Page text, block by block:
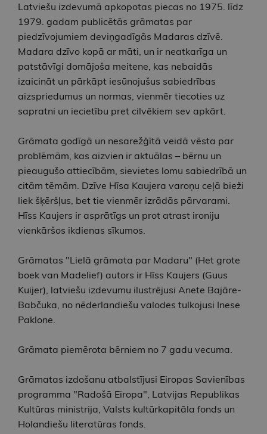
Latviešu izdevumā apkopotas piecas no 1975. līdz
1979. gadam publicētās grāmatas par
piedzīvojumiem deviņgadīgās Madaras dzīvē.
Madara dzīvo kopā ar māti, un ir neatkarīga un
patstāvīgi domājoša meitene, kas nebaidās
izaicināt un pārkāpt iesūnojušus sabiedrības
aizspriedumus un normas, vienmēr tiecoties uz
sapratni un iecietību pret cilvēkiem sev apkārt.
Grāmata godīgā un nesarežģītā veidā vēsta par
problēmām, kas aizvien ir aktuālas – bērnu un
pieaugušo attiecībām, sievietes lomu sabiedrībā un
citām tēmām. Dzīve Hīsa Kaujera varoņu ceļā bieži
liek šķēršļus, bet tie vienmēr izrādās pārvarami.
Hīss Kaujers ir asprātīgs un prot atrast ironiju
vienkāršos ikdienas sīkumos.
Grāmatas "Lielā grāmata par Madaru" (Het grote
boek van Madelief) autors ir Hīss Kaujers (Guus
Kuijer), latviešu izdevumu ilustrējusi Anete Bajāre-
Babčuka, no nēderlandiešu valodes tulkojusi Inese
Paklone.
Grāmata piemērota bērniem no 7 gadu vecuma.
Grāmatas izdošanu atbalstījusi Eiropas Savienības
programma "Radošā Eiropa", Latvijas Republikas
Kultūras ministrija, Valsts kultūrkapitāla fonds un
Holandiešu literatūras fonds.